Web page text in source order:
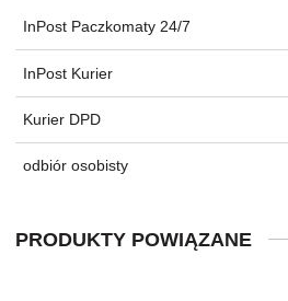
InPost Paczkomaty 24/7
InPost Kurier
Kurier DPD
odbiór osobisty
PRODUKTY POWIĄZANE